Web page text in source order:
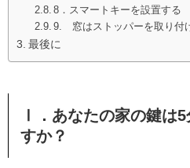
8．スマートキーを設置する
9. 窓はストッパーを取り付
最後に
Ⅰ．あなたの家の鍵は
すか？